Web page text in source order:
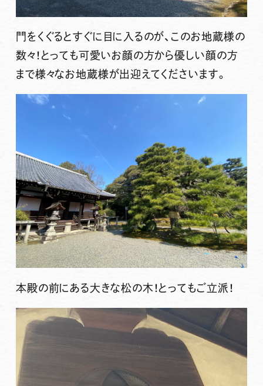
門をくぐるとすぐに目に入るのが、このお地蔵様の
数々！とっても可愛いお顔の方から優しい顔の方
まで様々なお地蔵様が出迎えてくださいます。
本殿の前にある大きな松の木！とってもご立派！